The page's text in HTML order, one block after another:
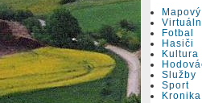
Fotbal
Hasiči
Kultura
Služby
Sport
Kronika